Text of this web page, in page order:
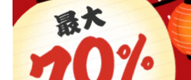
家具のレビューを書くと10%OFFク
ーポンプレゼント